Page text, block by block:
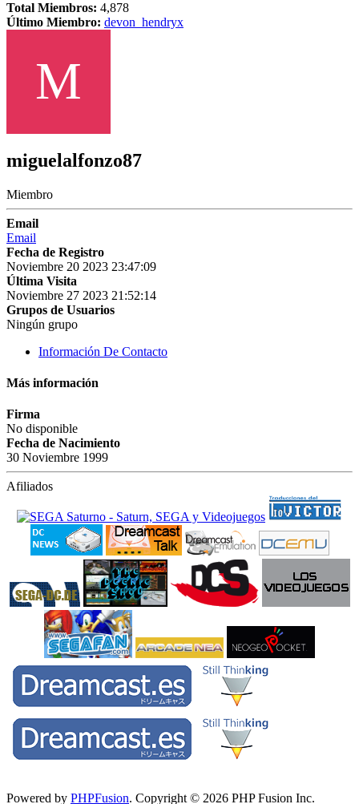
Total Miembros: 4,878
Último Miembro: devon_hendryx
M
miguelalfonzo87
Miembro
Email
Email
Fecha de Registro
Noviembre 20 2023 23:47:09
Última Visita
Noviembre 27 2023 21:52:14
Grupos de Usuarios
Ningún grupo
Información De Contacto
Más información
Firma
No disponible
Fecha de Nacimiento
30 Noviembre 1999
Afiliados
Powered by PHPFusion. Copyright © 2026 PHP Fusion Inc.